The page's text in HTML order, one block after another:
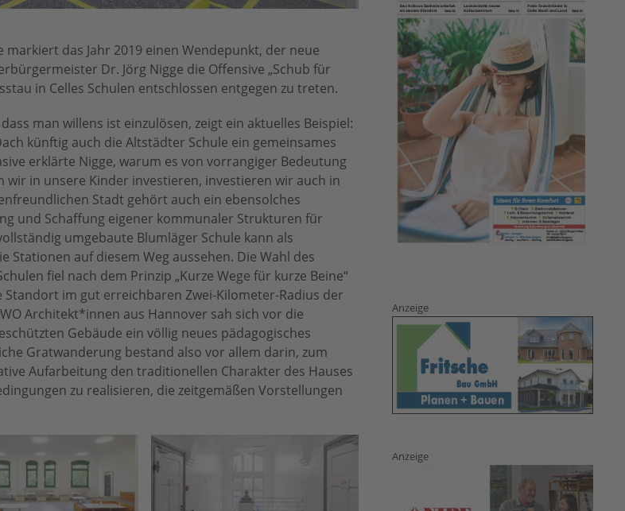
das Jahr 2019 einen Wendepunkt, der neue
Dr. Jörg Nigge die Offensive „Schub für
in Celles Schulen entschlossen entgegen zu treten.
man willens ist einzulösen, zeigt ein aktuelles Beispiel:
künftig auch die Altstädter Schule ein gemeinsames
erklärte Nigge, warum es von vorrangiger Bedeutung
wir in unsere Kinder investieren, investieren wir auch in
Stadt gehört auch ein ebensolches
und Schaffung eigener kommunaler Strukturen für
umgebaute Blumläger Schule kann als
Stationen auf diesem Weg aussehen. Die Wahl des
fiel nach dem Prinzip „Kurze Wege für kurze Beine“
im gut erreichbaren Zwei-Kilometer-Radius der
Architekt*innen aus Hannover sah sich vor die
Gebäude ein völlig neues pädagogisches
Gratwanderung bestand also vor allem darin, zum
Aufarbeitung den traditionellen Charakter des Hauses
zu realisieren, die zeitgemäßen Vorstellungen
Anzeige
Anzeige